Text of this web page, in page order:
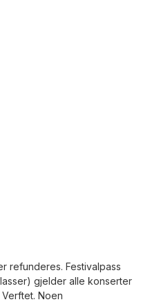
refunderes. Festivalpass
gjelder alle konserter
Noen